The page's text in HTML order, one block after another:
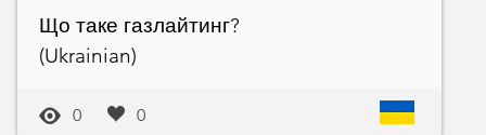
Що таке газлайтинг?
(Ukrainian)
0 0